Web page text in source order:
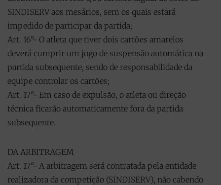
SINDISERV aos mesários, sem os quais estará
impedido de participar da partida;
Art. 16°- O atleta que tiver dois cartões amarelos
deverá cumprir um jogo de suspensão automática na
partida subsequente, sendo de responsabilidade da
equipe controlar os cartões;
Art. 17°- Em caso de expulsão, o atleta ou direção
técnica ficarão automaticamente fora da partida
subsequente.
DA ARBITRAGEM
Art. 17°- A arbitragem será contratada pela entidade
realizadora da competição (SINDISERV), não cabendo